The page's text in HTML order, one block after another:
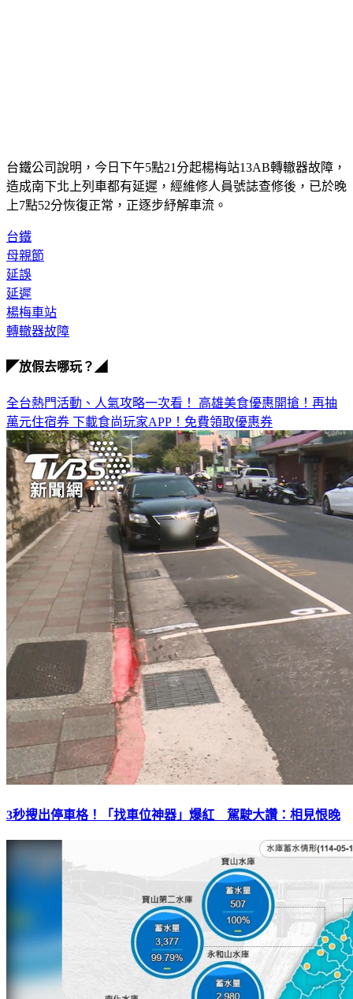
造成南下北上列車都有延遲，經維修人員號誌查修後，已於晚
上7點52分恢復正常，正逐步紓解車流。
母親節
延誤
延遲
楊梅車站
轉轍器故障
萬元住宿券下載食尚玩家APP！免費領取優惠券